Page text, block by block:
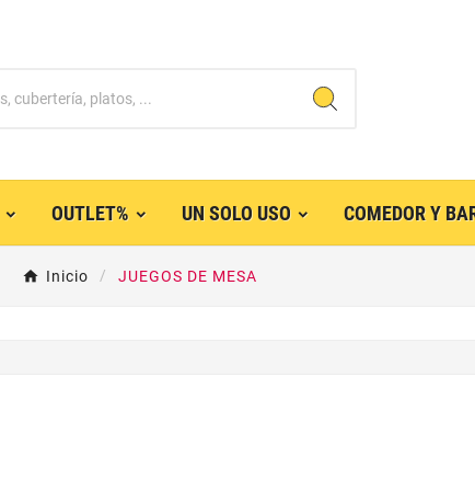
OUTLET% UN SOLO USO COMEDOR Y
Inicio JUEGOS DE MESA